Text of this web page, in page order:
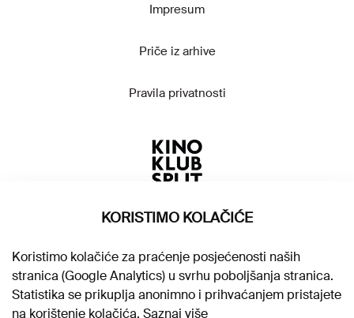
Impresum
Priče iz arhive
Pravila privatnosti
KORISTIMO KOLAČIĆE
Koristimo kolačiće za praćenje posjećenosti naših
stranica (Google Analytics) u svrhu poboljšanja stranica.
Statistika se prikuplja anonimno i prihvaćanjem pristajete
na korištenje kolačića. Saznaj više